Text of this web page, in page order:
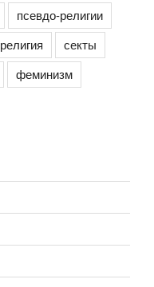
псевдо-религии
религия
секты
феминизм